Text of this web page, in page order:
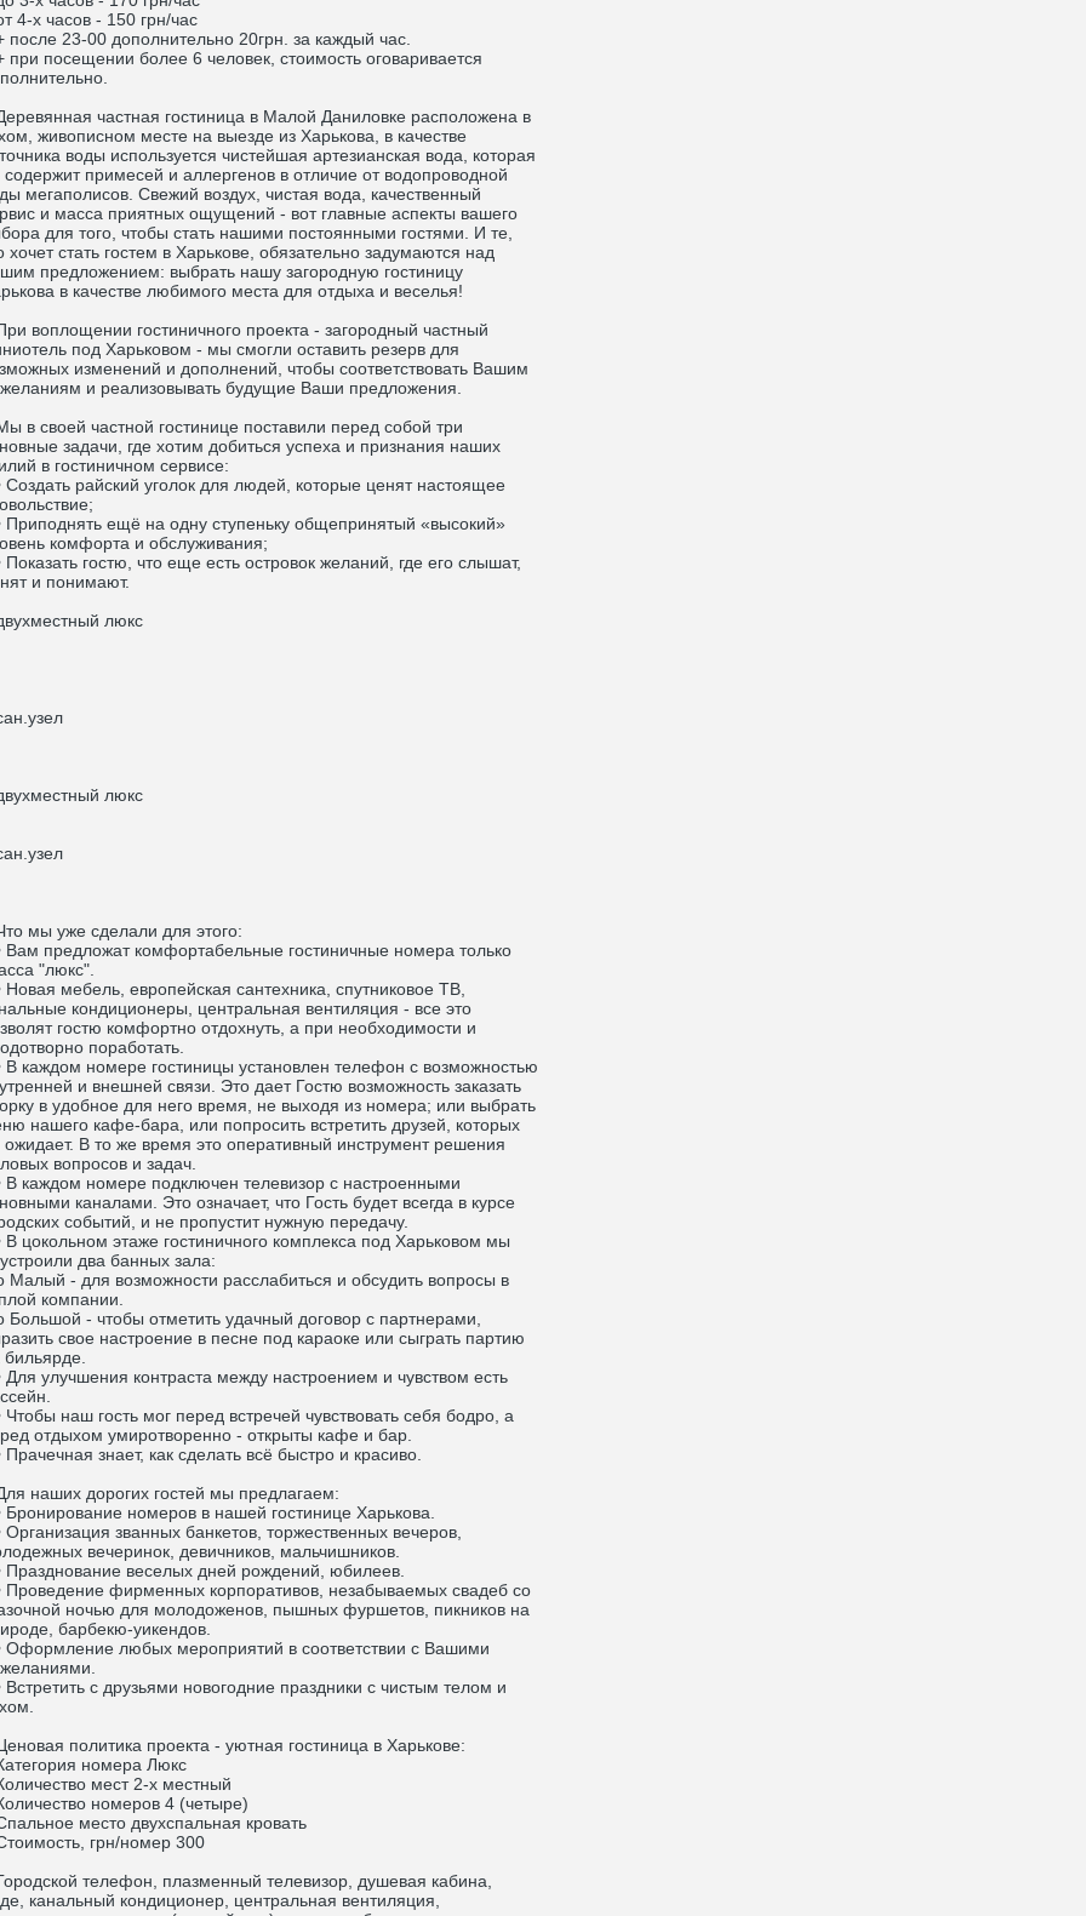
4-х часов - 150 грн/час
после 23-00 дополнительно 20грн. за каждый час.
при посещении более 6 человек, стоимость оговаривается
частная гостиница в Малой Даниловке расположена в
живописном месте на выезде из Харькова, в качестве
воды используется чистейшая артезианская вода, которая
содержит примесей и аллергенов в отличие от водопроводной
мегаполисов. Свежий воздух, чистая вода, качественный
и масса приятных ощущений - вот главные аспекты вашего
для того, чтобы стать нашими постоянными гостями. И те,
хочет стать гостем в Харькове, обязательно задумаются над
предложением: выбрать нашу загородную гостиницу
в качестве любимого места для отдыха и веселья!
воплощении гостиничного проекта - загородный частный
под Харьковом - мы смогли оставить резерв для
изменений и дополнений, чтобы соответствовать Вашим
и реализовывать будущие Ваши предложения.
в своей частной гостинице поставили перед собой три
задачи, где хотим добиться успеха и признания наших
в гостиничном сервисе:
Создать райский уголок для людей, которые ценят настоящее
Приподнять ещё на одну ступеньку общепринятый «высокий»
комфорта и обслуживания;
Показать гостю, что еще есть островок желаний, где его слышат,
и понимают.
люкс
люкс
мы уже сделали для этого:
Вам предложат комфортабельные гостиничные номера только
"люкс".
Новая мебель, европейская сантехника, спутниковое ТВ,
кондиционеры, центральная вентиляция - все это
гостю комфортно отдохнуть, а при необходимости и
поработать.
В каждом номере гостиницы установлен телефон с возможностью
и внешней связи. Это дает Гостю возможность заказать
в удобное для него время, не выходя из номера; или выбрать
нашего кафе-бара, или попросить встретить друзей, которых
ожидает. В то же время это оперативный инструмент решения
вопросов и задач.
В каждом номере подключен телевизор с настроенными
каналами. Это означает, что Гость будет всегда в курсе
событий, и не пропустит нужную передачу.
В цокольном этаже гостиничного комплекса под Харьковом мы
два банных зала:
Малый - для возможности расслабиться и обсудить вопросы в
компании.
Большой - чтобы отметить удачный договор с партнерами,
свое настроение в песне под караоке или сыграть партию
бильярде.
Для улучшения контраста между настроением и чувством есть
Чтобы наш гость мог перед встречей чувствовать себя бодро, а
отдыхом умиротворенно - открыты кафе и бар.
Прачечная знает, как сделать всё быстро и красиво.
наших дорогих гостей мы предлагаем:
Бронирование номеров в нашей гостинице Харькова.
Организация званных банкетов, торжественных вечеров,
вечеринок, девичников, мальчишников.
Празднование веселых дней рождений, юбилеев.
Проведение фирменных корпоративов, незабываемых свадеб со
ночью для молодоженов, пышных фуршетов, пикников на
барбекю-уикендов.
Оформление любых мероприятий в соответствии с Вашими
Встретить с друзьями новогодние праздники с чистым телом и
политика проекта - уютная гостиница в Харькове:
номера Люкс
мест 2-х местный
номеров 4 (четыре)
место двухспальная кровать
грн/номер 300
телефон, плазменный телевизор, душевая кабина,
канальный кондиционер, центральная вентиляция,